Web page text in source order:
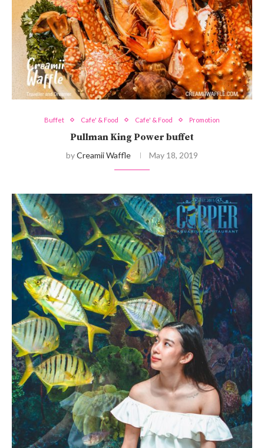
Buffet Cafe' & Food Cafe' & Food Promotion
Pullman King Power buffet
byCreamii Waffle May 18, 2019